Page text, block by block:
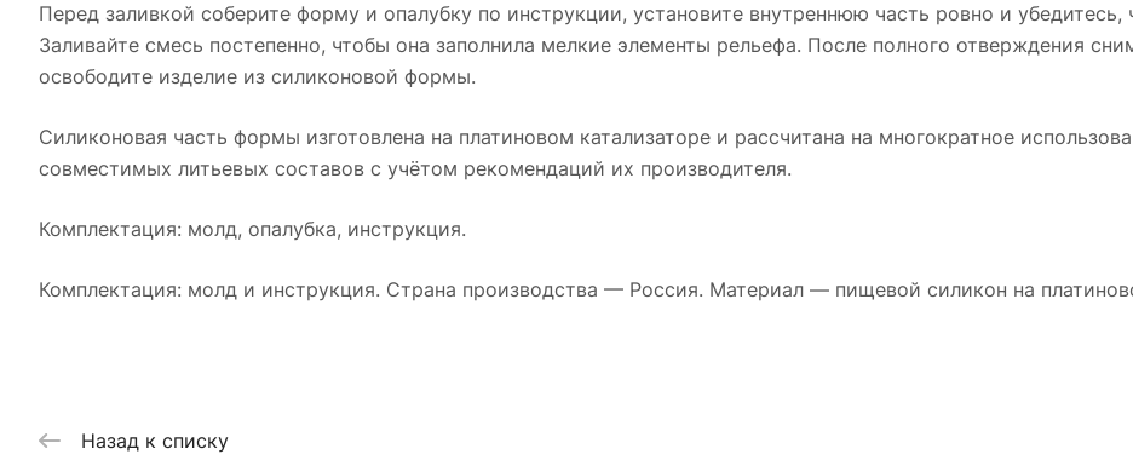
Перед заливкой соберите форму и опалубку по инструкции, установите внутреннюю часть ровно и убедитесь,
Заливайте смесь постепенно, чтобы она заполнила мелкие элементы рельефа. После полного отверждения
освободите изделие из силиконовой формы.
Силиконовая часть формы изготовлена на платиновом катализаторе и рассчитана на многократное
совместимых литьевых составов с учётом рекомендаций их производителя.
Комплектация: молд, опалубка, инструкция.
Комплектация: молд и инструкция. Страна производства — Россия. Материал — пищевой силикон на
Назад к списку